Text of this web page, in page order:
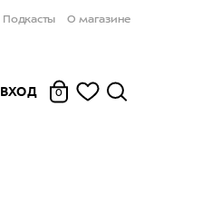
Подкасты О магазине
ВХОД 0